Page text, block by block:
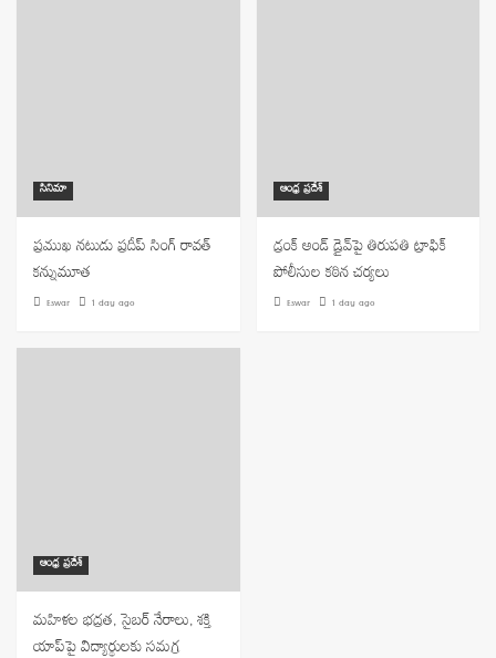
సినిమా
ప్రముఖ నటుడు ప్రదీప్ సింగ్ రావత్
కన్నుమూత
Eswar 1 day ago
ఆంధ్ర ప్రదేశ్
డ్రంక్ అండ్ డ్రైవ్‌పై తిరుపతి ట్రాఫిక్
పోలీసుల కఠిన చర్యలు
Eswar 1 day ago
ఆంధ్ర ప్రదేశ్
మహిళల భద్రత, సైబర్ నేరాలు, శక్తి
యాప్‌పై విద్యార్థులకు సమగ్ర